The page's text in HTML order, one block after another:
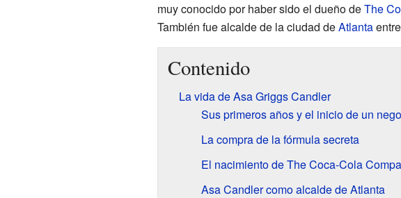
muy conocido por haber sido el dueño deThe
También fue alcalde de la ciudad deAtlanta
Contenido
La vida de Asa Griggs Candler
Sus primeros años y el inicio de un
La compra de la fórmula secreta
El nacimiento de The Coca-Cola
Asa Candler como alcalde de Atlanta